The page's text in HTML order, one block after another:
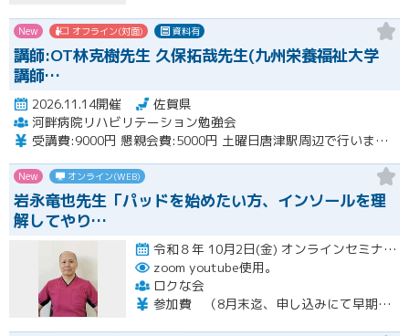
New オフライン(対面) 資料有
講師:OT林克樹先生 久保拓哉先生(九州栄養福祉大学
講師…
2026.11.14開催
佐賀県
河畔病院リハビリテーション勉強会
受講費:9000円 懇親会費:5000円 土曜日唐津駅周辺で行います。
New オンライン(WEB)
岩永竜也先生「パッドを始めたい方、インソールを理
解してやり…
令和８年 10月2日(金) オンラインセミナー 20:00〜22:00 10月18日(日) 実技セミナー（…開催
zoom youtube使用。
ロクな会
参加費 （8月末迄、申し込みにて早期申し込み割引） オンライン➕実技セミナー（対面式） 15500円 （8月末迄申し込みにて14500円） オンライン➕実技セミナーアーカイブ視聴 11000円 （8月末迄申し込みにて10000円） ※オンラインセミナーは後日、アーカイブ視聴可能です。 ※実技セミナー（対面式）参加者も後日、実技セミナーアーカイブ視聴可能です。